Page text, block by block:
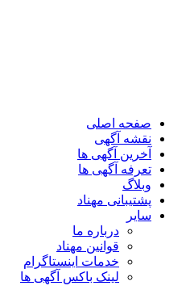
صفحه اصلی
نقشه آگهی
آخرین آگهی ها
تعرفه آگهی ها
وبلاگ
پشتیبانی مهناد
سایر
درباره ما
قوانین مهناد
خدمات اینستاگرام
لینک باکس آگهی ها